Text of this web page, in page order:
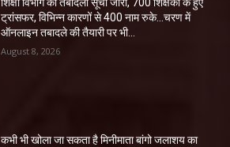
ट्रांसफर, विभिन्न कारणों से 400 नाम रुके…चरण में
ऑनलाइन तबादले की तैयारी पर भी...
August 8, 2026
कभी भी खोला जा सकता है मिनीमाता बांगो जलाशय का